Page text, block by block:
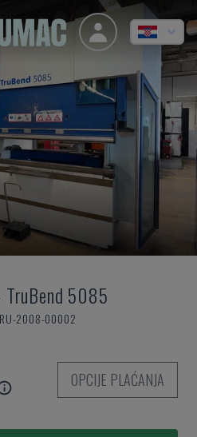
TruBend 5085
2008-00002
OPCIJE PLAĆANJA